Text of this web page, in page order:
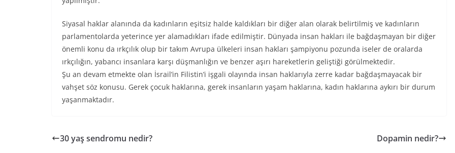
Siyasal haklar alanında da kadınların eşitsiz halde kaldıkları bir diğer alan olarak belirtilmiş ve kadınların
parlamentolarda yeterince yer alamadıkları ifade edilmiştir. Dünyada insan hakları ile bağdaşmayan bir diğer
önemli konu da ırkçılık olup bir takım Avrupa ülkeleri insan hakları şampiyonu pozunda iseler de oralarda
ırkçılığın, yabancı insanlara karşı düşmanlığın ve benzer aşırı hareketlerin geliştiği görülmektedir.
Şu an devam etmekte olan İsrail’in Filistin’i işgali olayında insan haklarıyla zerre kadar bağdaşmayacak bir
vahşet söz konusu. Gerek çocuk haklarına, gerek insanların yaşam haklarına, kadın haklarına aykırı bir durum
yaşanmaktadır.
30 yaş sendromu nedir? Dopamin nedir?